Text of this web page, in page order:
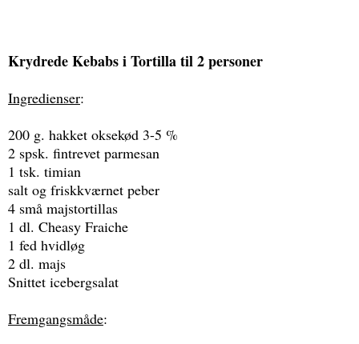
Krydrede Kebabs i Tortilla til 2 personer
Ingredienser:
200 g. hakket oksekød 3-5 %
2 spsk. fintrevet parmesan
1 tsk. timian
salt og friskkværnet peber
4 små majstortillas
1 dl. Cheasy Fraiche
1 fed hvidløg
2 dl. majs
Snittet icebergsalat
Fremgangsmåde: